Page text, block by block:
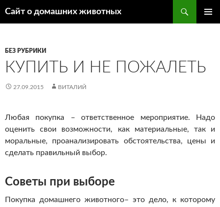
Сайт о домашних животных
БЕЗ РУБРИКИ
КУПИТЬ И НЕ ПОЖАЛЕТЬ
27.09.2015 ВИТАЛИЙ
Любая покупка – ответственное мероприятие. Надо
оценить свои возможности, как материальные, так и
моральные, проанализировать обстоятельства, цены и
сделать правильный выбор.
Советы при выборе
Покупка домашнего животного– это дело, к которому